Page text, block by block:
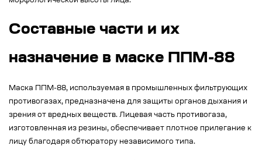
Составные части и их
назначение в маске ППМ-88
Маска ППМ-88, используемая в промышленных фильтрующих
противогазах, предназначена для защиты органов дыхания и
зрения от вредных веществ. Лицевая часть противогаза,
изготовленная из резины, обеспечивает плотное прилегание к
лицу благодаря обтюратору независимого типа.